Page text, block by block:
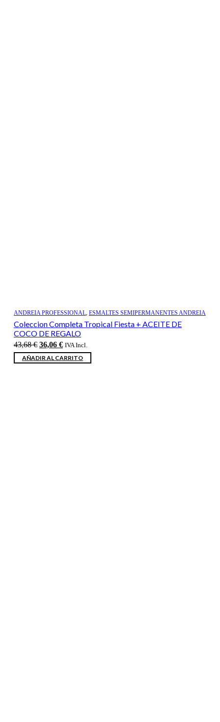
ANDREIA PROFESSIONAL, ESMALTES SEMIPERMANENTES ANDREIA
Coleccion Completa Tropical Fiesta + ACEITE DE
COCO DE REGALO
43,68€ El
precio
original
36,06 €El
precio
actual
IVA Incl.
AÑADIR AL CARRITO